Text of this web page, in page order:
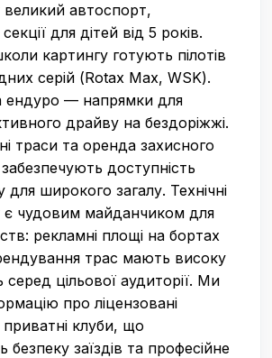
автоспорт,
для дітей від 5 років.
картингу готують пілотів
серій (Rotax Max, WSK).
ендуро — напрямки для
драйву на бездоріжжі.
траси та оренда захисного
забезпечують доступність
для широкого загалу. Технічні
є чудовим майданчиком для
рекламні площі на бортах
трас мають високу
серед цільової аудиторії. Ми
про ліцензовані
приватні клуби, що
безпеку заїздів та професійне